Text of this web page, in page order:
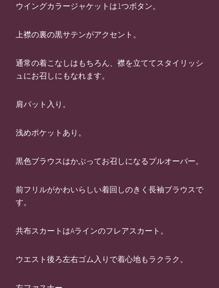
ウイングカラージャケットは1つボタン。
上襟の裏の黒サテンがアクセント。
通常の着こなしはもちろん、襟を立ててスタイリッシ
ュにお召しにもなれます。
肩パット入り。
浅めポケットあり。
黒色ブラウスはかぶってお召しになるプルオーバー。
前フリルがかわいらしい着回しのきく長袖ブラウスで
す。
共布スカートはAラインのフレアスカート。
ウエスト後ろ左右ゴム入りで着心地もラクラク。